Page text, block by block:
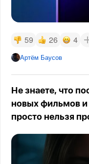
59 26 4
Артём Баусов
Не знаете, что
новых фильмов и
просто нельзя